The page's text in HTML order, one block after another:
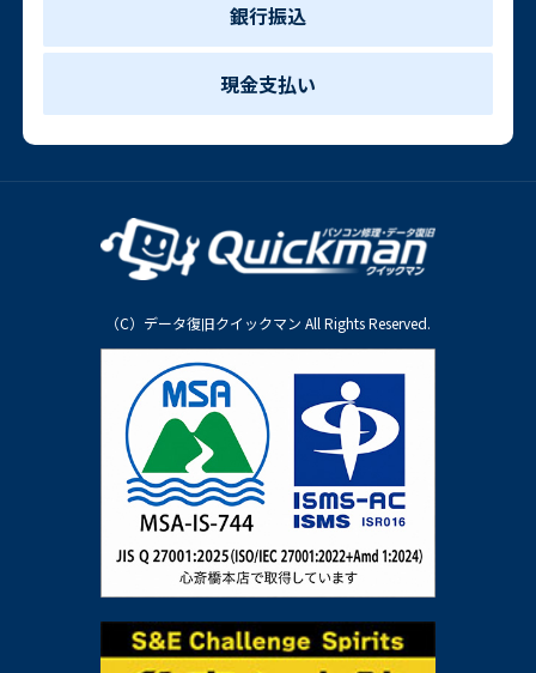
銀行振込
現金支払い
（C）データ復旧クイックマン All Rights Reserved.